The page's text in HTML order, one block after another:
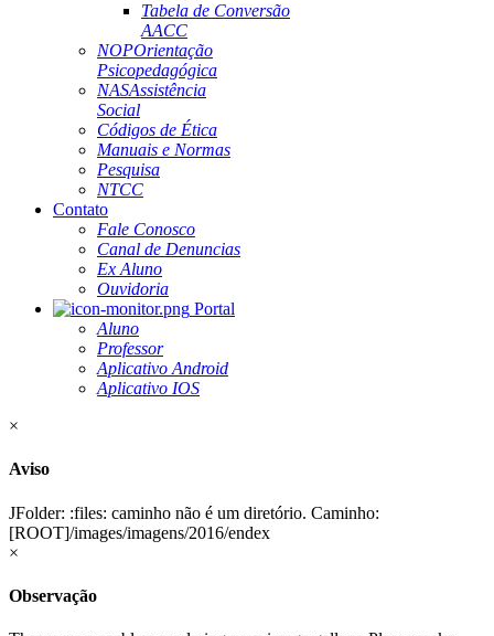
Tabela de Conversão
AACC
NOPOrientação
Psicopedagógica
NASAssistência
Social
Códigos de Ética
Manuais e Normas
Pesquisa
NTCC
Contato
Fale Conosco
Canal de Denuncias
Ex Aluno
Ouvidoria
Portal
Aluno
Professor
Aplicativo Android
Aplicativo IOS
×
Aviso
JFolder: :files: caminho não é um diretório. Caminho:
[ROOT]/images/imagens/2016/endex
×
Observação